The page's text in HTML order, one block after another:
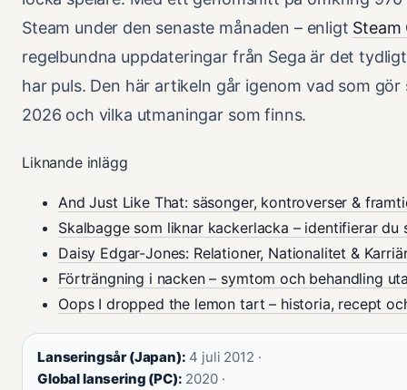
Steam under den senaste månaden – enligt Steam
regelbundna uppdateringar från Sega är det
har puls. Den här artikeln går igenom vad som
2026 och vilka utmaningar som finns.
Liknande inlägg
And Just Like That: säsonger, kontroverser &
Skalbagge som liknar kackerlacka – identifierar du
Daisy Edgar-Jones: Relationer, Nationalitet &
Förträngning i nacken – symtom och behandling
Oops I dropped the lemon tart – historia, recept
Lanseringsår (Japan): 4 juli 2012 ·
Global lansering (PC): 2020 ·